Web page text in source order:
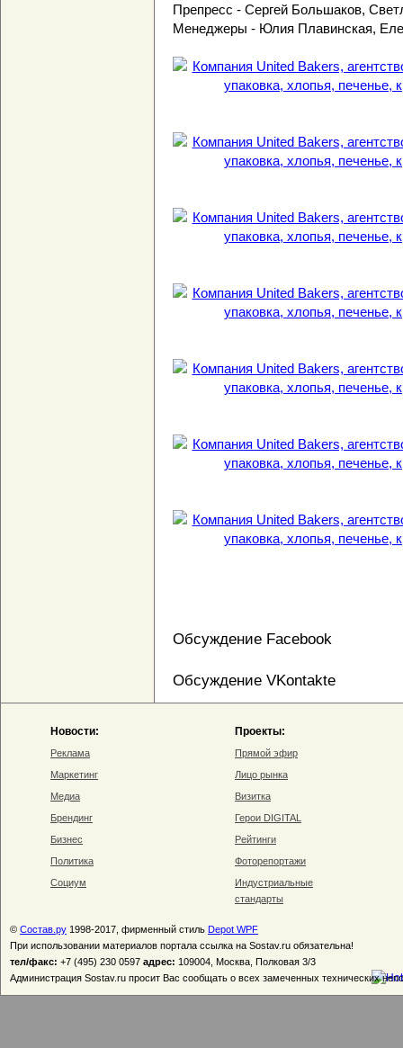
Препресс - Сергей Большаков,
Менеджеры - Юлия Плавинская,
Обсуждение Facebook
Обсуждение VKontakte
Новости:
Реклама
Маркетинг
Медиа
Брендинг
Бизнес
Политика
Социум
Проекты:
Прямой эфир
Лицо рынка
Визитка
Герои DIGITAL
Рейтинги
Фоторепортажи
Индустриальные
стандарты
© Состав.ру 1998-2017, фирменный стиль Depot WPF
При использовании материалов портала ссылка на Sostav.ru обязательна!
тел/факс: +7 (495) 230 0597 адрес: 109004, Москва, Полковая 3/3
Администрация Sostav.ru просит Вас сообщать о всех замеченных технических